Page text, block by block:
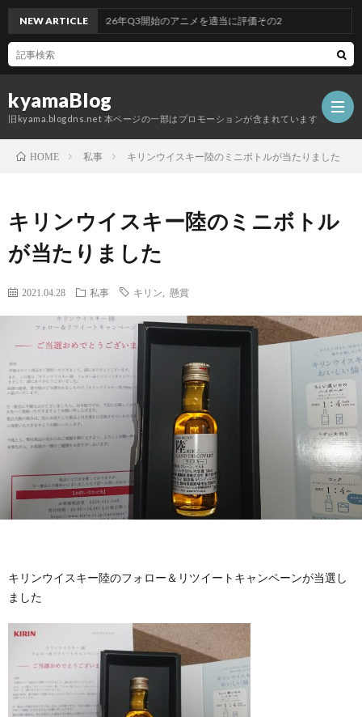
kyamaBlog
旧kyama.blogdns.net 本ページの一部はプロモーションが含まれています
NEW ARTICLE2026年Q3開始のアニメを適当に評価その2
HOME 私事 キリンウイスキー陸のミニボトルが当たりました
キリンウイスキー陸のミニボトル
が当たりました
2021.04.28 私事 キリン 懸賞
キリンウイスキー陸のフォロー＆リツイートキャンペーンが当選し
ました